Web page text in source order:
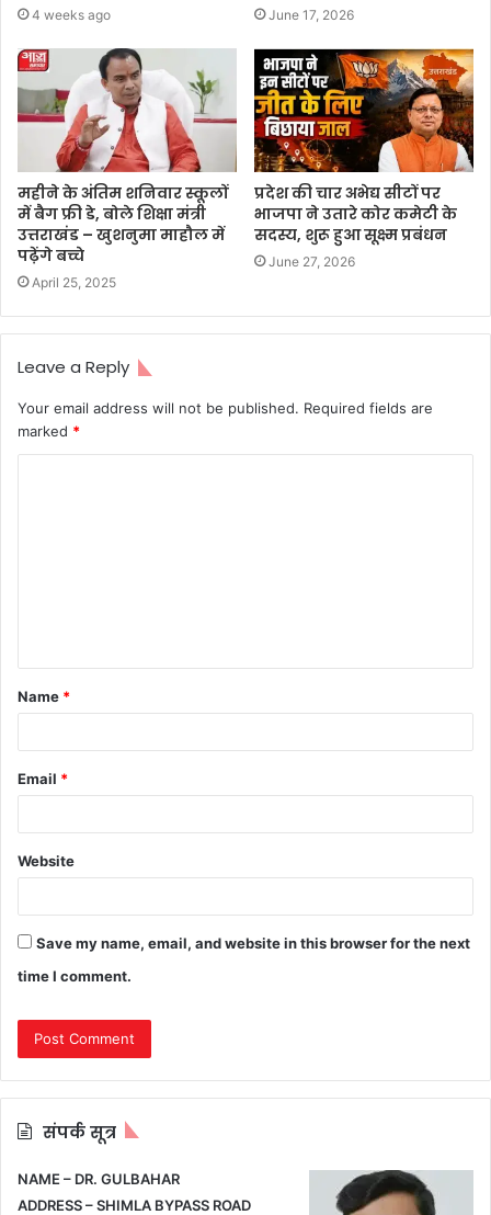
4 weeks ago June 17, 2026
महीने के अंतिम शनिवार स्कूलों
में बैग फ्री डे, बोले शिक्षा मंत्री
उत्तराखंड – खुशनुमा माहौल में
पढ़ेंगे बच्चे
April 25, 2025
प्रदेश की चार अभेद्य सीटों पर
भाजपा ने उतारे कोर कमेटी के
सदस्य, शुरू हुआ सूक्ष्म प्रबंधन
June 27, 2026
Leave a Reply
Your email address will not be published. Required fields are
marked *
t
*
Name *
Email *
Website
Save my name, email, and website in this browser for the next
time I comment.
संपर्क सूत्र
NAME – DR. GULBAHAR
ADDRESS – SHIMLA BYPASS ROAD